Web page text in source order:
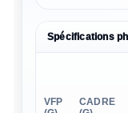
Spécifications
VFP
CADRE